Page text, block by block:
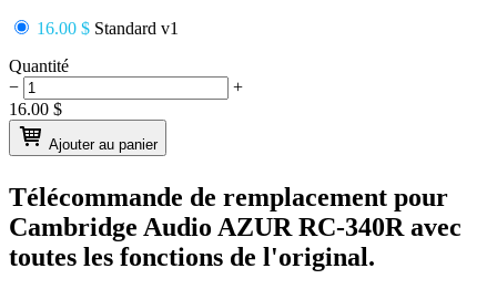
16.00 $ Standard v1
Quantité
−
+
16.00 $
Ajouter au panier
Télécommande de remplacement pour
Cambridge Audio AZUR RC-340R avec
toutes les fonctions de l'original.